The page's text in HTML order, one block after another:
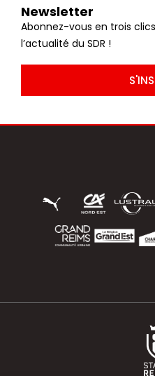
Newsletter
Abonnez-vous en trois
l’actualité du SDR !